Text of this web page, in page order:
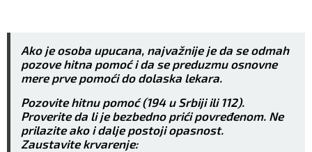
Ako je osoba upucana, najvažnije je da se odmah
pozove hitna pomoć i da se preduzmu osnovne
mere prve pomoći do dolaska lekara.
Pozovite hitnu pomoć (194 u Srbiji ili 112).
Proverite da li je bezbedno prići povređenom. Ne
prilazite ako i dalje postoji opasnost.
Zaustavite krvarenje: